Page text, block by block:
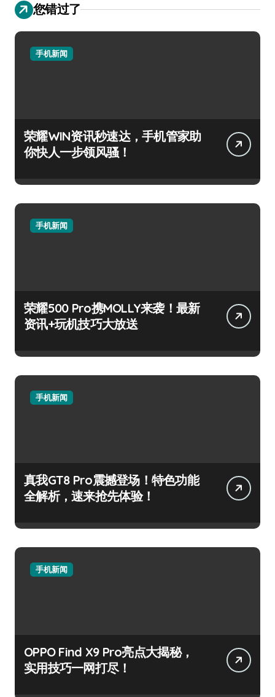
您错过了
手机新闻
荣耀WIN资讯秒速达，手机管家助
你快人一步领风骚！
手机新闻
荣耀500 Pro携MOLLY来袭！最新
资讯+玩机技巧大放送
手机新闻
真我GT8 Pro震撼登场！特色功能
全解析，速来抢先体验！
手机新闻
OPPO Find X9 Pro亮点大揭秘，
实用技巧一网打尽！